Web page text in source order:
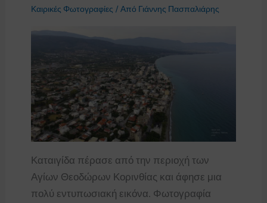
Καιρικές Φωτογραφίες / Από Γιάννης Πασπαλιάρης
Καταιγίδα πέρασε από την περιοχή των
Αγίων Θεοδώρων Κορινθίας και άφησε μια
πολύ εντυπωσιακή εικόνα. Φωτογραφία